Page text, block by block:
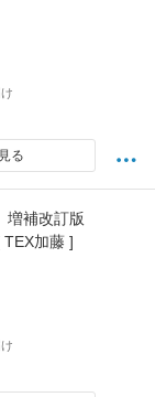
る
補改訂版
加藤 ]